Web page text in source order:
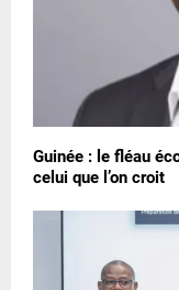
Guinée : le fléau
celui que l’on croit